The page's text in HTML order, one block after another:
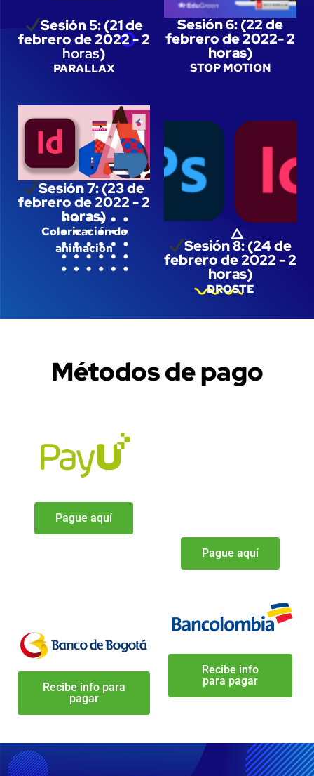
Sesión 5: (21 de
febrero de 2022 - 2
horas)
PARALLAX
Sesión 6: (22 de
febrero de 2022- 2
horas)
STOP MOTION
Sesión 7: (23 de
febrero de 2022 - 2
horas)
Colorización de
animación
Sesión 8: (24 de
febrero de 2022 - 2
horas)
DROSTE
Métodos de pago
Pague aquí
Pague aquí
Recibe info para
pagar
Recibe info
para pagar